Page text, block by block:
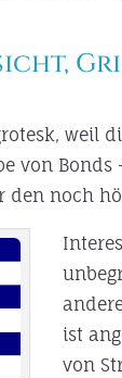
weil
von
den noch
ist
von